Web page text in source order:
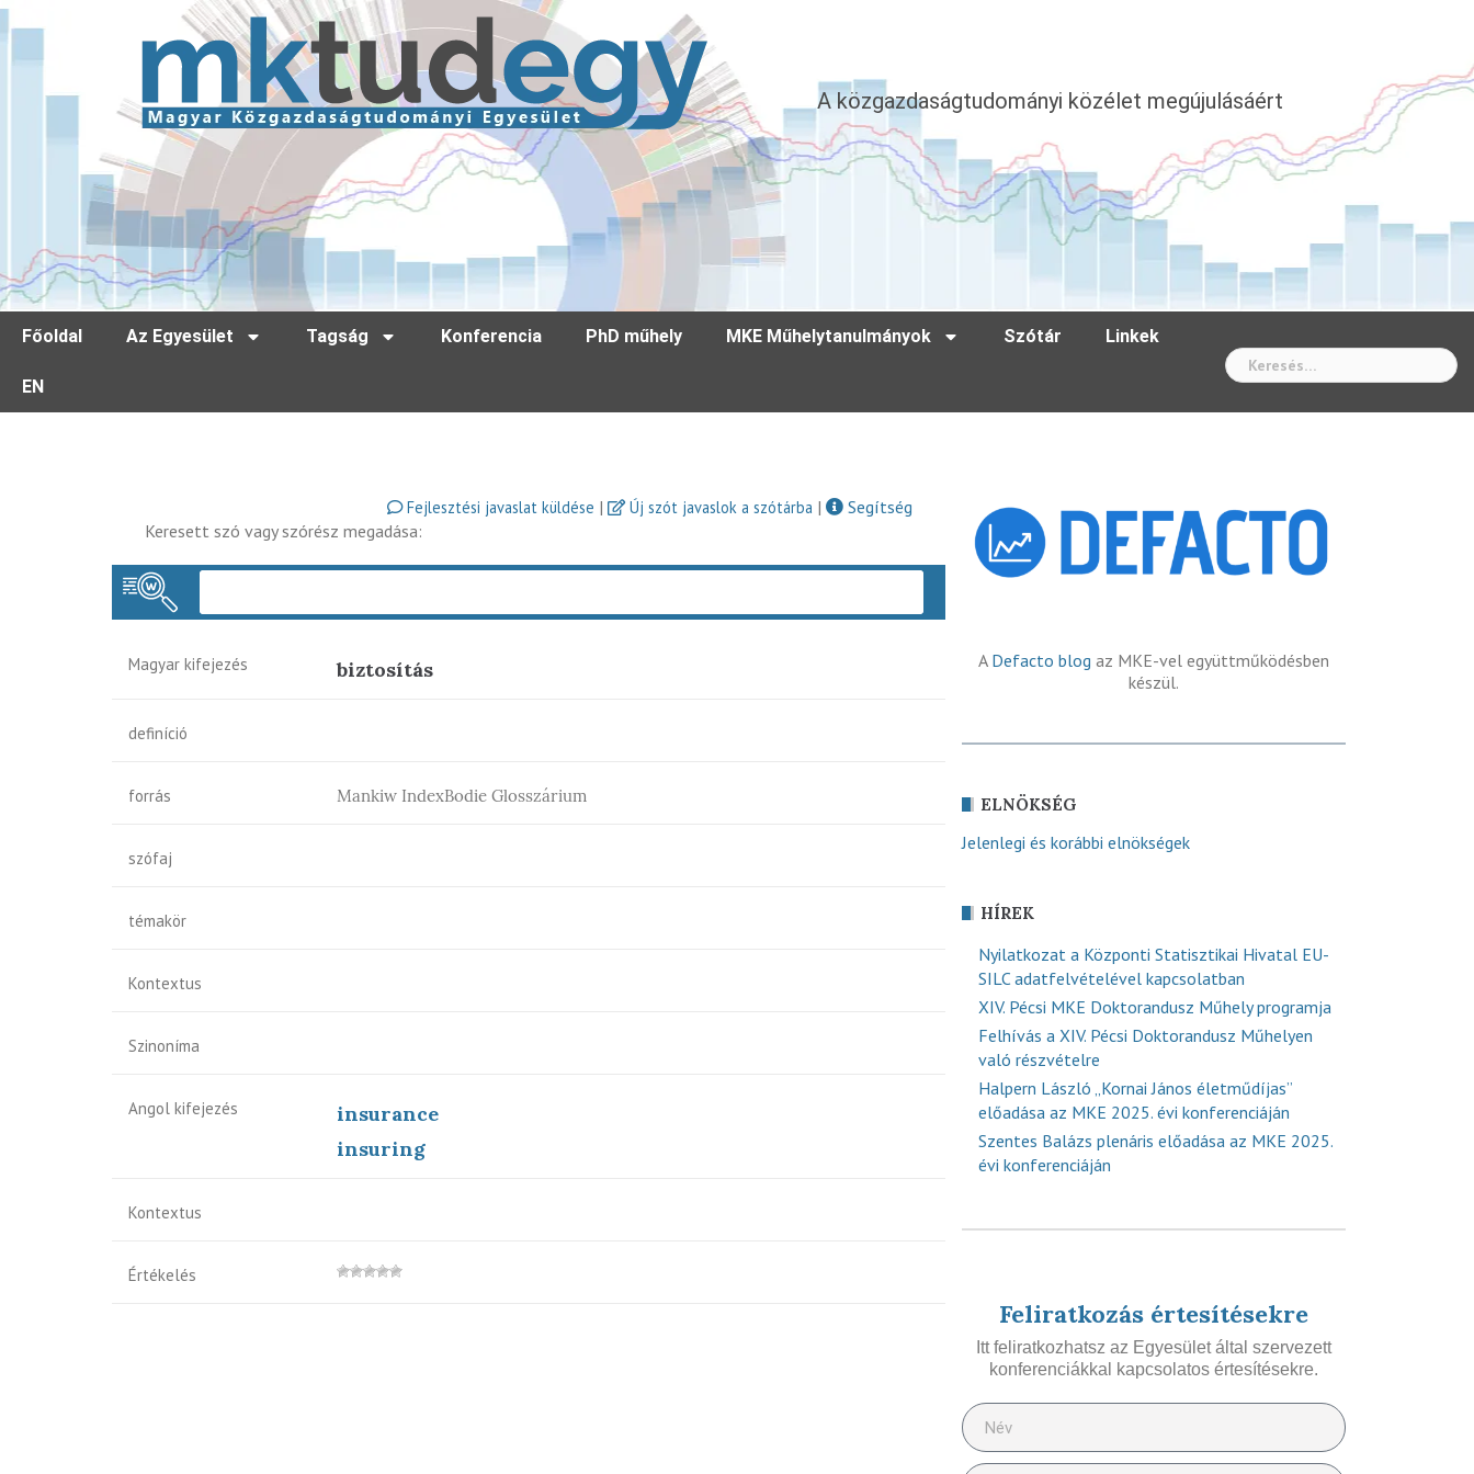
A közgazdaságtudományi közélet megújulásáért
Főoldal Az Egyesület Tagság Konferencia PhD műhely MKE Műhelytanulmányok Szótár Linkek
EN
Fejlesztési javaslat küldése | Új szót javaslok a szótárba |
Segítség
Keresett szó vagy szórész megadása:
Magyar kifejezés biztosítás
definíció
forrás Mankiw IndexBodie Glosszárium
szófaj
témakör
Kontextus
Szinoníma
Angol kifejezés
insurance
insuring
Kontextus
Értékelés
A Defacto blog az MKE-vel együttműködésben
készül.
ELNÖKSÉG
Jelenlegi és korábbi elnökségek
HÍREK
Nyilatkozat a Központi Statisztikai Hivatal EU-
SILC adatfelvételével kapcsolatban
XIV. Pécsi MKE Doktorandusz Műhely programja
Felhívás a XIV. Pécsi Doktorandusz Műhelyen
való részvételre
Halpern László „Kornai János életműdíjas”
előadása az MKE 2025. évi konferenciáján
Szentes Balázs plenáris előadása az MKE 2025.
évi konferenciáján
Feliratkozás értesítésekre
Itt feliratkozhatsz az Egyesület által szervezett
konferenciákkal kapcsolatos értesítésekre.